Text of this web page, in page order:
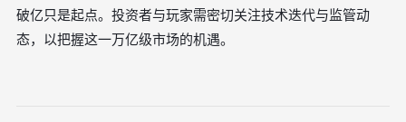
破亿只是起点。投资者与玩家需密切关注技术迭代与监管动
态，以把握这一万亿级市场的机遇。